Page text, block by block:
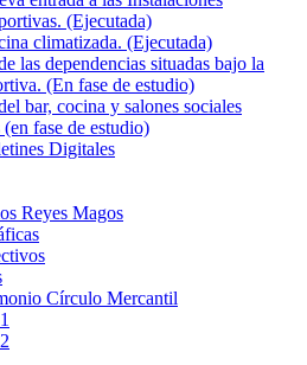
(Ejecutada)
climatizada. (Ejecutada)
las dependencias situadas bajo la
(En fase de estudio)
bar, cocina y salones sociales
fase de estudio)
Digitales
Reyes Magos
Círculo Mercantil